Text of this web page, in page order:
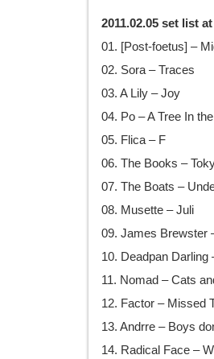
2011.02.05 set list
01. [Post-foetus] –
02. Sora – Traces
03. A Lily – Joy
04. Po – A Tree In
05. Flica – F
06. The Books –
07. The Boats –
08. Musette – Juli
09. James Brewster
10. Deadpan Darling
11. Nomad – Cats
12. Factor – Missed
13. Andrre – Boys
14. Radical Face –